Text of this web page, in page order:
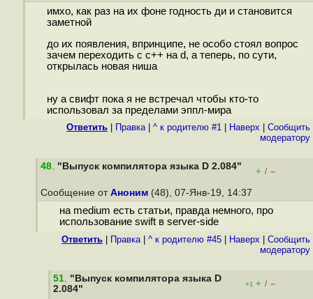
имхо, как раз на их фоне годность ди и становится
заметной
до их появления, впринципе, не особо стоял вопрос
зачем переходить с с++ на d, а теперь, по сути,
открылась новая ниша
ну а свифт пока я не встречал чтобы кто-то
использовал за пределами эппл-мира
Ответить Правка| ^ к родителю #1 Наверх
Cообщить
модератору
48. "Выпуск компилятора языка D 2.084" + / –
Сообщение от Аноним (48), 07-Янв-19, 14:37
на medium есть статьи, правда немного, про
использование swift в server-side
Ответить Правка| ^ к родителю #45 Наверх
Cообщить
модератору
51. "Выпуск компилятора языка D
2.084"
+1 + / –